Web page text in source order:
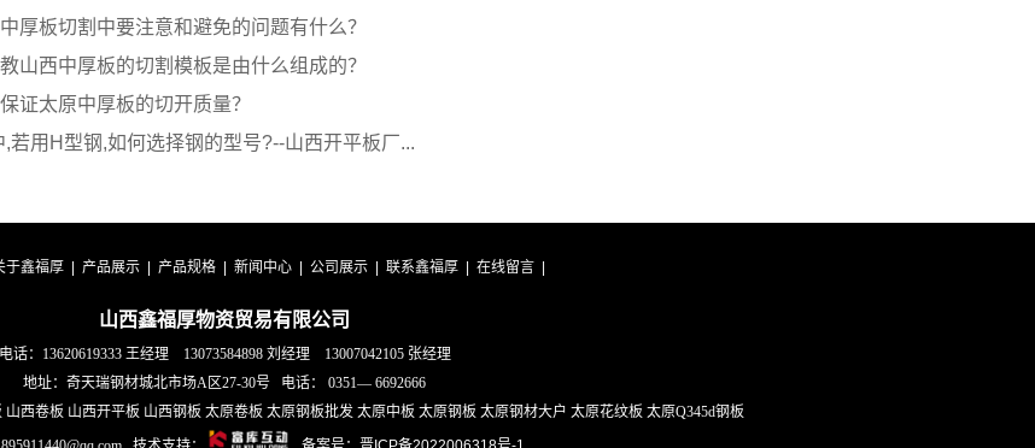
厚板切割中要注意和避免的问题有什么？
山西中厚板的切割模板是由什么组成的？
证太原中厚板的切开质量？
若用H型钢,如何选择钢的型号?--山西开平板厂...
于鑫福厚| 产品展示| 产品规格| 新闻中心| 公司展示| 联系鑫福厚| 在线留言|
山西鑫福厚物资贸易有限公司
电话：13620619333 王经理 13073584898 刘经理 13007042105 张经理
地址：奇天瑞钢材城北市场A区27-30号 电话： 0351— 6692666
西卷板 山西开平板 山西钢板 太原卷板 太原钢板批发 太原中板 太原钢板 太原钢材大户 太原花纹板 太原Q345d钢板